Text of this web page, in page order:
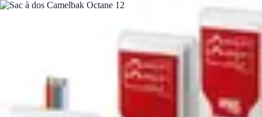
Astuces du Quotidien
Productivité